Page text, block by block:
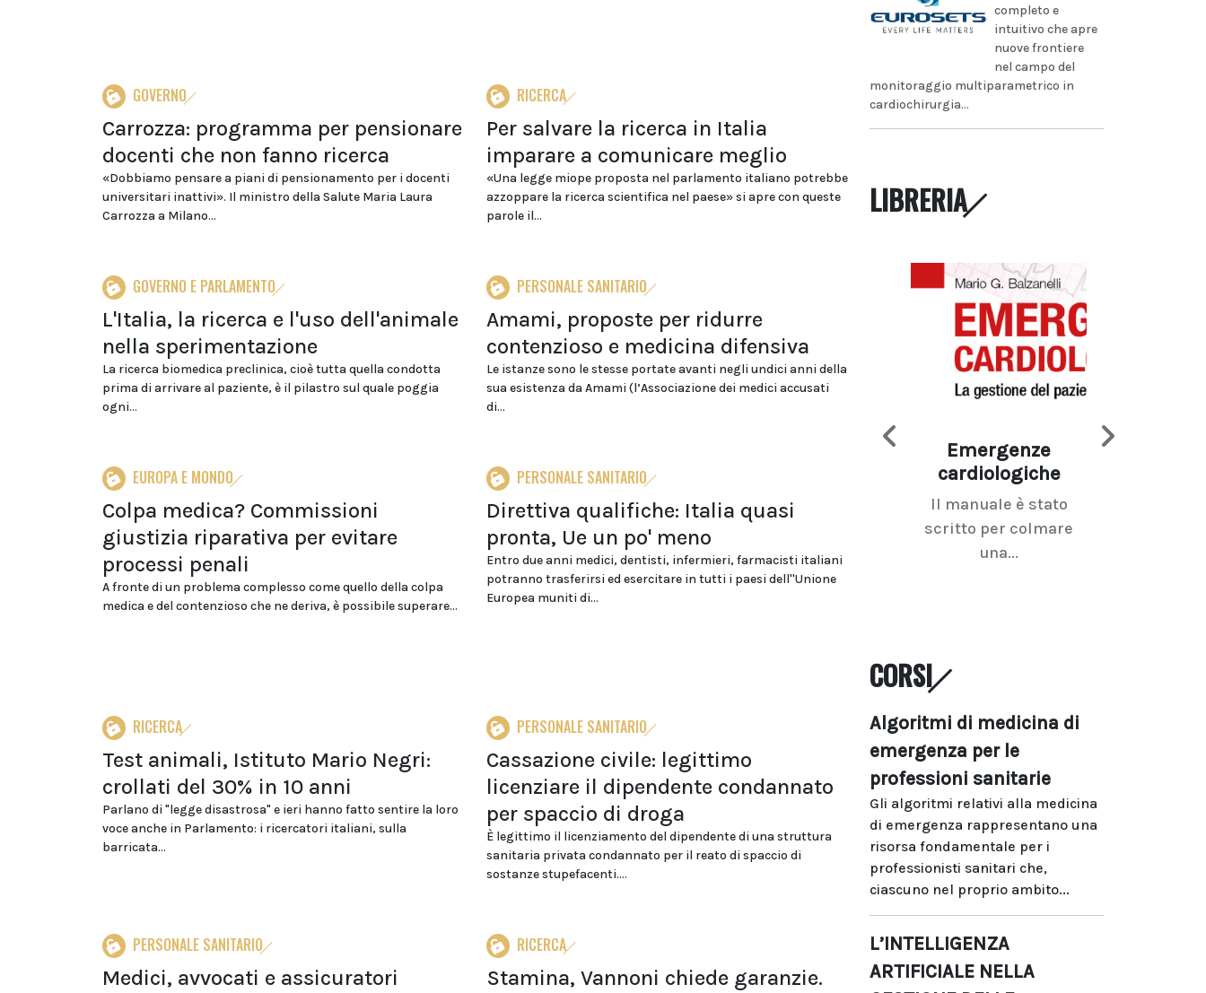
GOVERNO
Carrozza: programma per pensionare
docenti che non fanno ricerca
«Dobbiamo pensare a piani di pensionamento per i docenti
universitari inattivi». Il ministro della Salute Maria Laura
Carrozza a Milano...
RICERCA
Per salvare la ricerca in Italia
imparare a comunicare meglio
«Una legge miope proposta nel parlamento italiano potrebbe
azzoppare la ricerca scientifica nel paese» si apre con queste
parole il...
GOVERNO E PARLAMENTO
L'Italia, la ricerca e l'uso dell'animale
nella sperimentazione
La ricerca biomedica preclinica, cioè tutta quella condotta
prima di arrivare al paziente, è il pilastro sul quale poggia
ogni...
PERSONALE SANITARIO
Amami, proposte per ridurre
contenzioso e medicina difensiva
Le istanze sono le stesse portate avanti negli undici anni della
sua esistenza da Amami (l’Associazione dei medici accusati
di...
EUROPA E MONDO
Colpa medica? Commissioni
giustizia riparativa per evitare
processi penali
A fronte di un problema complesso come quello della colpa
medica e del contenzioso che ne deriva, è possibile superare...
PERSONALE SANITARIO
Direttiva qualifiche: Italia quasi
pronta, Ue un po' meno
Entro due anni medici, dentisti, infermieri, farmacisti italiani
potranno trasferirsi ed esercitare in tutti i paesi dell''Unione
Europea muniti di...
RICERCA
Test animali, Istituto Mario Negri:
crollati del 30% in 10 anni
Parlano di "legge disastrosa" e ieri hanno fatto sentire la loro
voce anche in Parlamento: i ricercatori italiani, sulla
barricata...
PERSONALE SANITARIO
Cassazione civile: legittimo
licenziare il dipendente condannato
per spaccio di droga
È legittimo il licenziamento del dipendente di una struttura
sanitaria privata condannato per il reato di spaccio di
sostanze stupefacenti....
PERSONALE SANITARIO
Medici, avvocati e assicuratori
RICERCA
Stamina, Vannoni chiede garanzie.
completo e
intuitivo che apre
nuove frontiere
nel campo del
monitoraggio multiparametrico in
cardiochirurgia...
LIBRERIA
Emergenze
cardiologiche
Il manuale è stato
scritto per colmare
una...
CORSI
Algoritmi di medicina di
emergenza per le
professioni sanitarie
Gli algoritmi relativi alla medicina
di emergenza rappresentano una
risorsa fondamentale per i
professionisti sanitari che,
ciascuno nel proprio ambito...
L’INTELLIGENZA
ARTIFICIALE NELLA